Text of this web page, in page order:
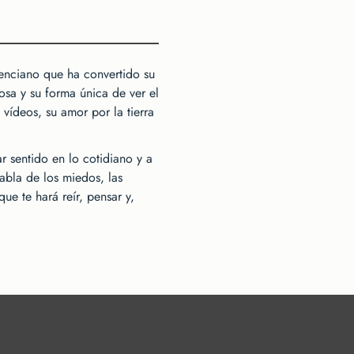
que ha convertido su
y su forma única de ver el
su amor por la tierra
sentido en lo cotidiano y a
de los miedos, las
te hará reír, pensar y,